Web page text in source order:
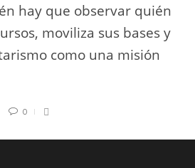
hay que observar quién
moviliza sus bases y
como una misión
0